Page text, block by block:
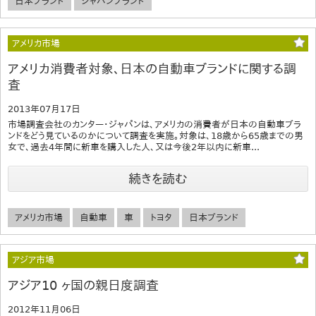
アメリカ市場
アメリカ消費者対象、日本の自動車ブランドに関する調
査
2013年07月17日
市場調査会社のカンター・ジャパンは、アメリカの消費者が日本の自動車ブラ
ンドをどう見ているのかについて調査を実施。対象は、18歳から65歳までの男
女で、過去4年間に新車を購入した人、又は今後2年以内に新車...
続きを読む
アメリカ市場 自動車 車 トヨタ 日本ブランド
アジア市場
アジア10 ヶ国の親日度調査
2012年11月06日